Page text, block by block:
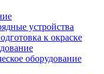
устройства
к окраске
оборудование